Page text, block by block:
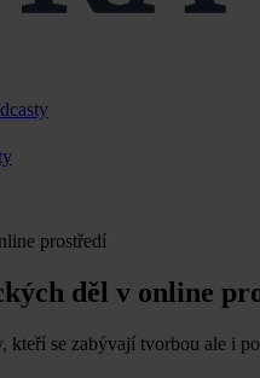
prostředí
děl v online
se zabývají tvorbou ale i